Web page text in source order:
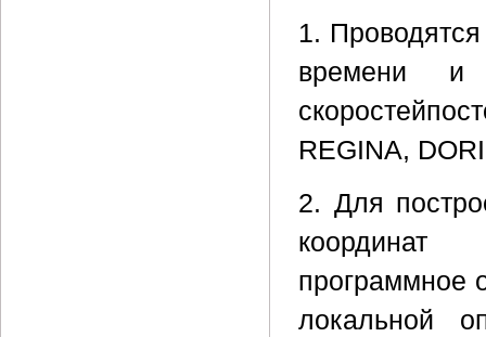
1.
времени и
REGINA,
2. Для
координат
программное
локальной